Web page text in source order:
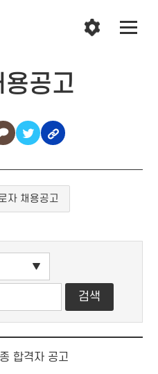
공고
자 채용공고
합격자 공고